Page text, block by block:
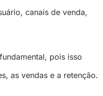
canais de venda,
pois isso
as vendas e a retenção.